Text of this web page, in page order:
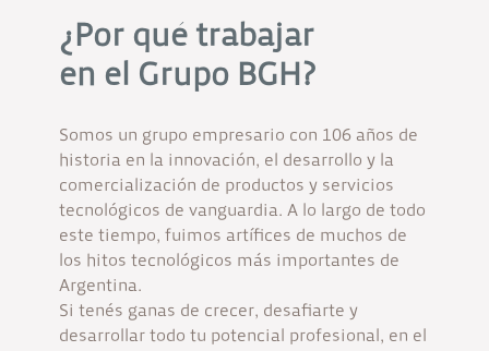
¿Por qué trabajar
en el Grupo BGH?
Somos un grupo empresario con 106 años de
historia en la innovación, el desarrollo y la
comercialización de productos y servicios
tecnológicos de vanguardia. A lo largo de todo
este tiempo, fuimos artífices de muchos de
los hitos tecnológicos más importantes de
Argentina.
Si tenés ganas de crecer, desafiarte y
desarrollar todo tu potencial profesional, en el